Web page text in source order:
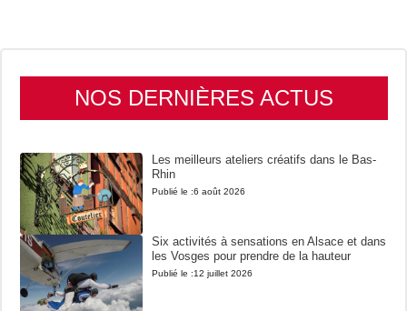
NOS DERNIÈRES ACTUS
Les meilleurs ateliers créatifs dans le Bas-
Rhin
Publié le :6 août 2026
Six activités à sensations en Alsace et dans
les Vosges pour prendre de la hauteur
Publié le :12 juillet 2026